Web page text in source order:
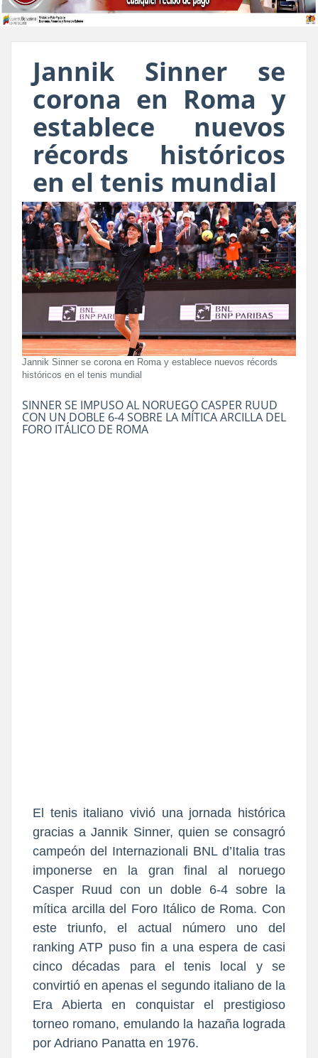
Jannik Sinner se
corona en Roma y
establece nuevos
récords históricos
en el tenis mundial
Jannik Sinner se corona en Roma y establece nuevos récords
históricos en el tenis mundial
SINNER SE IMPUSO AL NORUEGO CASPER RUUD
CON UN DOBLE 6-4 SOBRE LA MÍTICA ARCILLA DEL
FORO ITÁLICO DE ROMA
El tenis italiano vivió una jornada histórica
gracias a Jannik Sinner, quien se consagró
campeón del Internazionali BNL d’Italia tras
imponerse en la gran final al noruego
Casper Ruud con un doble 6-4 sobre la
mítica arcilla del Foro Itálico de Roma. Con
este triunfo, el actual número uno del
ranking ATP puso fin a una espera de casi
cinco décadas para el tenis local y se
convirtió en apenas el segundo italiano de la
Era Abierta en conquistar el prestigioso
torneo romano, emulando la hazaña lograda
por Adriano Panatta en 1976.